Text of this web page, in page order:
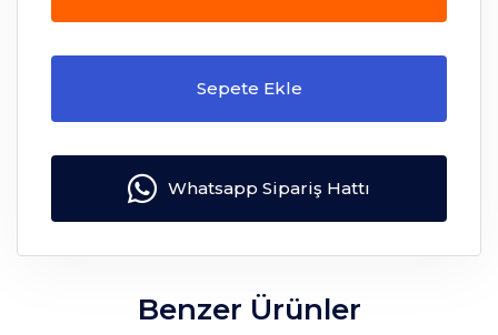
Sepete Ekle
Whatsapp Sipariş Hattı
Benzer Ürünler